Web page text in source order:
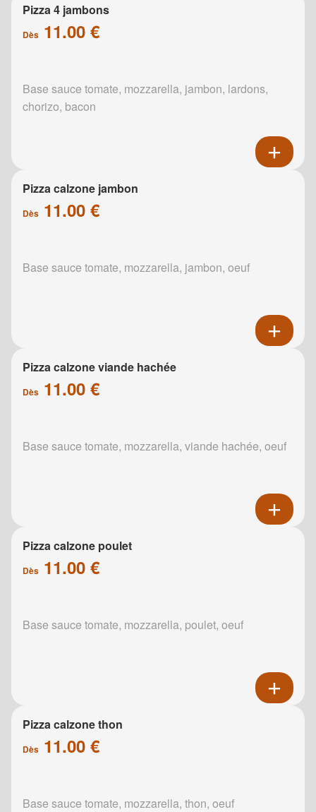
Pizza 4 jambons
Dès 11.00 €
Base sauce tomate, mozzarella, jambon, lardons,
chorizo, bacon
Pizza calzone jambon
Dès 11.00 €
Base sauce tomate, mozzarella, jambon, oeuf
Pizza calzone viande hachée
Dès 11.00 €
Base sauce tomate, mozzarella, viande hachée, oeuf
Pizza calzone poulet
Dès 11.00 €
Base sauce tomate, mozzarella, poulet, oeuf
Pizza calzone thon
Dès 11.00 €
Base sauce tomate, mozzarella, thon, oeuf